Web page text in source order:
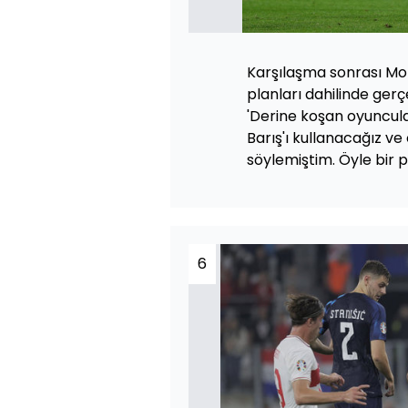
Karşılaşma sonrası
planları dahilinde
'Derine koşan
Barış'ı kullanacağız
söylemiştim. Öyle bir
6